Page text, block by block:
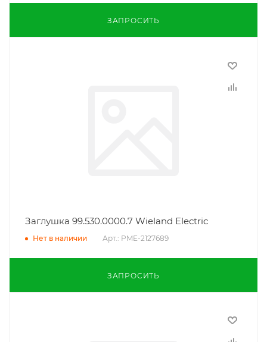
ЗАПРОСИТЬ
Заглушка 99.530.0000.7 Wieland Electric
Нет в наличии Арт.: PME-2127689
ЗАПРОСИТЬ